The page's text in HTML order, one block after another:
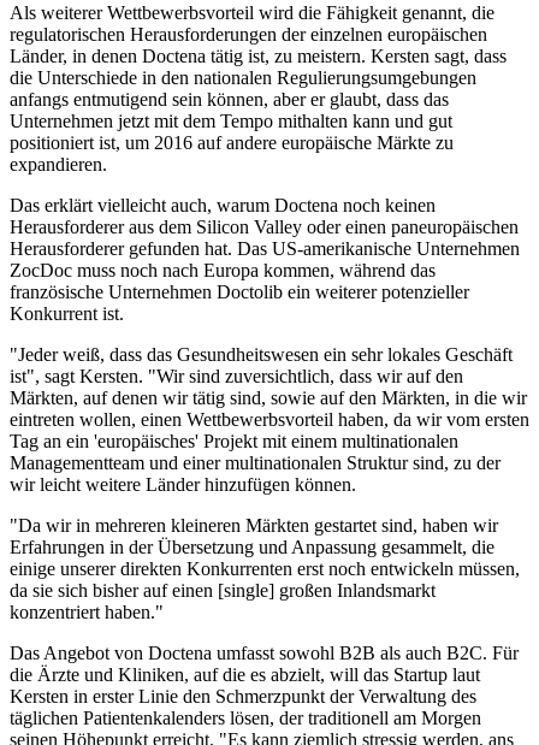
Als weiterer Wettbewerbsvorteil wird die Fähigkeit genannt, die
regulatorischen Herausforderungen der einzelnen europäischen
Länder, in denen Doctena tätig ist, zu meistern. Kersten sagt, dass
die Unterschiede in den nationalen Regulierungsumgebungen
anfangs entmutigend sein können, aber er glaubt, dass das
Unternehmen jetzt mit dem Tempo mithalten kann und gut
positioniert ist, um 2016 auf andere europäische Märkte zu
expandieren.
Das erklärt vielleicht auch, warum Doctena noch keinen
Herausforderer aus dem Silicon Valley oder einen paneuropäischen
Herausforderer gefunden hat. Das US-amerikanische Unternehmen
ZocDoc muss noch nach Europa kommen, während das
französische Unternehmen Doctolib ein weiterer potenzieller
Konkurrent ist.
"Jeder weiß, dass das Gesundheitswesen ein sehr lokales Geschäft
ist", sagt Kersten. "Wir sind zuversichtlich, dass wir auf den
Märkten, auf denen wir tätig sind, sowie auf den Märkten, in die wir
eintreten wollen, einen Wettbewerbsvorteil haben, da wir vom ersten
Tag an ein 'europäisches' Projekt mit einem multinationalen
Managementteam und einer multinationalen Struktur sind, zu der
wir leicht weitere Länder hinzufügen können.
"Da wir in mehreren kleineren Märkten gestartet sind, haben wir
Erfahrungen in der Übersetzung und Anpassung gesammelt, die
einige unserer direkten Konkurrenten erst noch entwickeln müssen,
da sie sich bisher auf einen [single] großen Inlandsmarkt
konzentriert haben."
Das Angebot von Doctena umfasst sowohl B2B als auch B2C. Für
die Ärzte und Kliniken, auf die es abzielt, will das Startup laut
Kersten in erster Linie den Schmerzpunkt der Verwaltung des
täglichen Patientenkalenders lösen, der traditionell am Morgen
seinen Höhepunkt erreicht. "Es kann ziemlich stressig werden, ans